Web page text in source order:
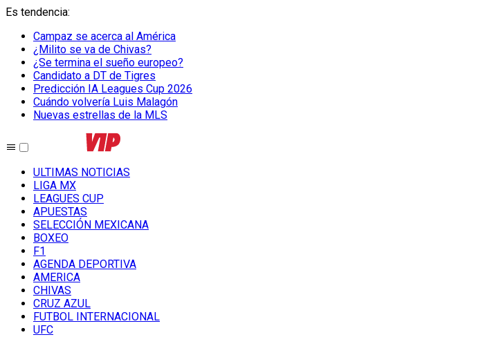
Es tendencia:
Campaz se acerca al América
¿Milito se va de Chivas?
¿Se termina el sueño europeo?
Candidato a DT de Tigres
Predicción IA Leagues Cup 2026
Cuándo volvería Luis Malagón
Nuevas estrellas de la MLS
ULTIMAS NOTICIAS
LIGA MX
LEAGUES CUP
APUESTAS
SELECCIÓN MEXICANA
BOXEO
F1
AGENDA DEPORTIVA
AMERICA
CHIVAS
CRUZ AZUL
FUTBOL INTERNACIONAL
UFC